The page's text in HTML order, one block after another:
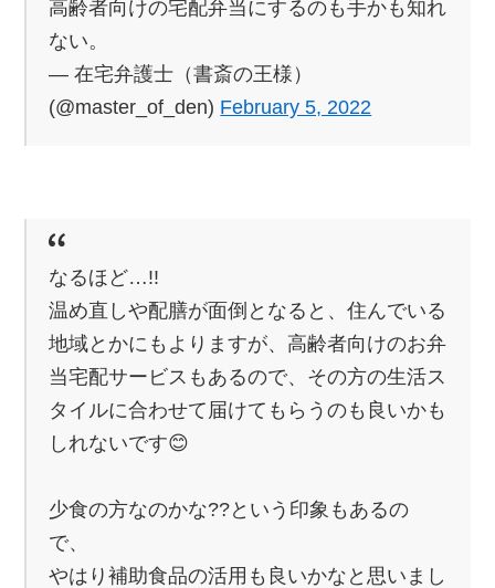
高齢者向けの宅配弁当にするのも手かも知れ
ない。
— 在宅弁護士（書斎の王様）
(@master_of_den) February 5, 2022
なるほど…!!
温め直しや配膳が面倒となると、住んでいる
地域とかにもよりますが、高齢者向けのお弁
当宅配サービスもあるので、その方の生活ス
タイルに合わせて届けてもらうのも良いかも
しれないです😊
少食の方なのかな??という印象もあるの
で、
やはり補助食品の活用も良いかなと思いまし